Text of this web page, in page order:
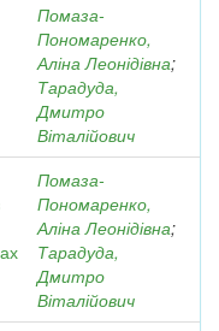
Помаза-
Пономаренко,
Аліна Леонідівна;
Тарадуда,
Дмитро
Віталійович
Помаза-
Пономаренко,
Аліна Леонідівна;
Тарадуда,
Дмитро
Віталійович